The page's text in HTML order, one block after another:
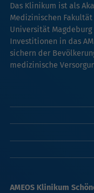
Das Klinikum ist als
Medizinischen
Universität
Investitionen in das
sichern der
medizinische
AMEOS Klinikum